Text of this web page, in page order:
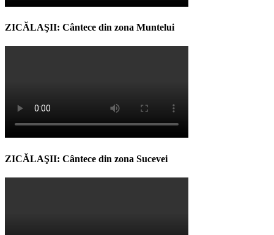
ZICĂLAŞII: Cântece din zona Muntelui
ZICĂLAŞII: Cântece din zona Sucevei